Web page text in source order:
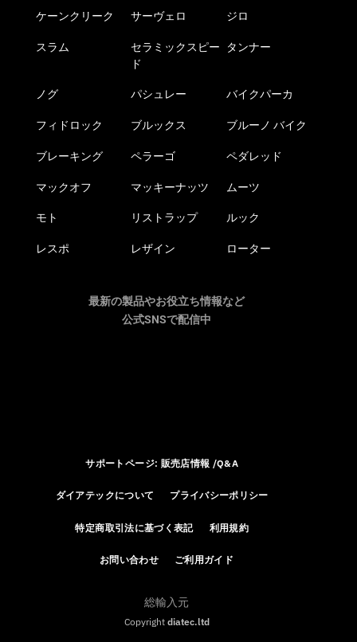
ケーンクリーク サーヴェロ ジロ
スラム
セラミックスピー
ド
タンナー
ノグ パシュレー バイクパーカ
フィドロック ブルックス ブルーノ バイク
ブレーキング ペラーゴ ペダレッド
マックオフ マッキーナッツ ムーツ
モト リストラップ ルック
レスポ レザイン ローター
最新の製品やお役立ち情報など
公式SNSで配信中
サポートページ: 販売店情報 /Q&A
ダイアテックについて プライバシーポリシー
特定商取引法に基づく表記 利用規約
お問い合わせ ご利用ガイド
総輸入元
Copyright diatec.ltd